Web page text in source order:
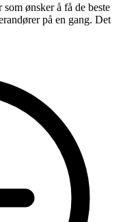
ønsker å få de beste
på en gang. Det